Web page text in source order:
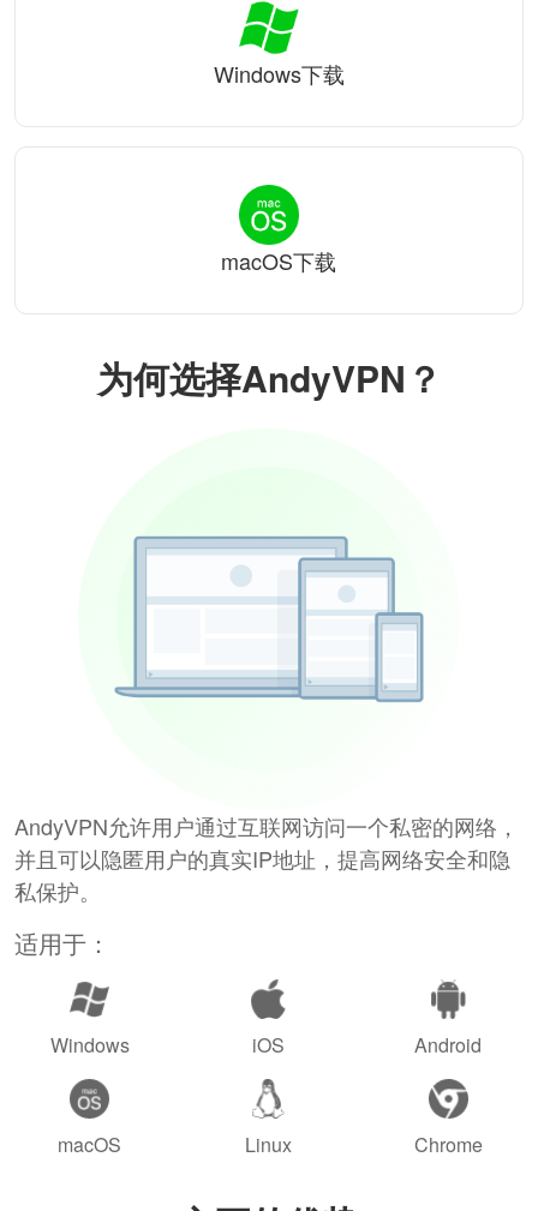
为何选择AndyVPN？
AndyVPN允许用户通过互联网访问一个私密的网络，
并且可以隐匿用户的真实IP地址，提高网络安全和隐
私保护。
适用于：
Windows iOS Android
macOS Linux Chrome
Windows下载
macOS下载